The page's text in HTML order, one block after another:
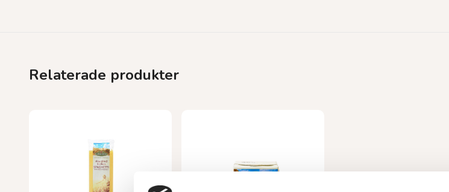
Relaterade produkter